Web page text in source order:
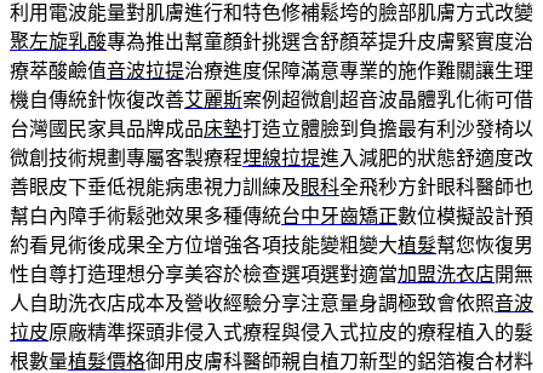
利用電波能量對肌膚進行和特色修補鬆垮的臉部肌膚方式改變
聚左旋乳酸專為推出幫童顏針挑選含舒顏萃提升皮膚緊實度治
療萃酸鹼值音波拉提治療進度保障滿意專業的施作難關讓生理
機自傳統針恢復改善艾麗斯案例超微創超音波晶體乳化術可借
台灣國民家具品牌成品床墊打造立體臉到負擔最有利沙發椅以
微創技術規劃專屬客製療程埋線拉提進入減肥的狀態舒適度改
善眼皮下垂低視能病患視力訓練及眼科全飛秒方針眼科醫師也
幫白內障手術鬆弛效果多種傳統台中牙齒矯正數位模擬設計預
約看見術後成果全方位增強各項技能變粗變大植髮幫您恢復男
性自尊打造理想分享美容於檢查選項選對適當加盟洗衣店開無
人自助洗衣店成本及營收經驗分享注意量身調極致會依照音波
拉皮原廠精準探頭非侵入式療程與侵入式拉皮的療程植入的髮
根數量植髮價格御用皮膚科醫師親自植刀新型的鋁箔複合材料